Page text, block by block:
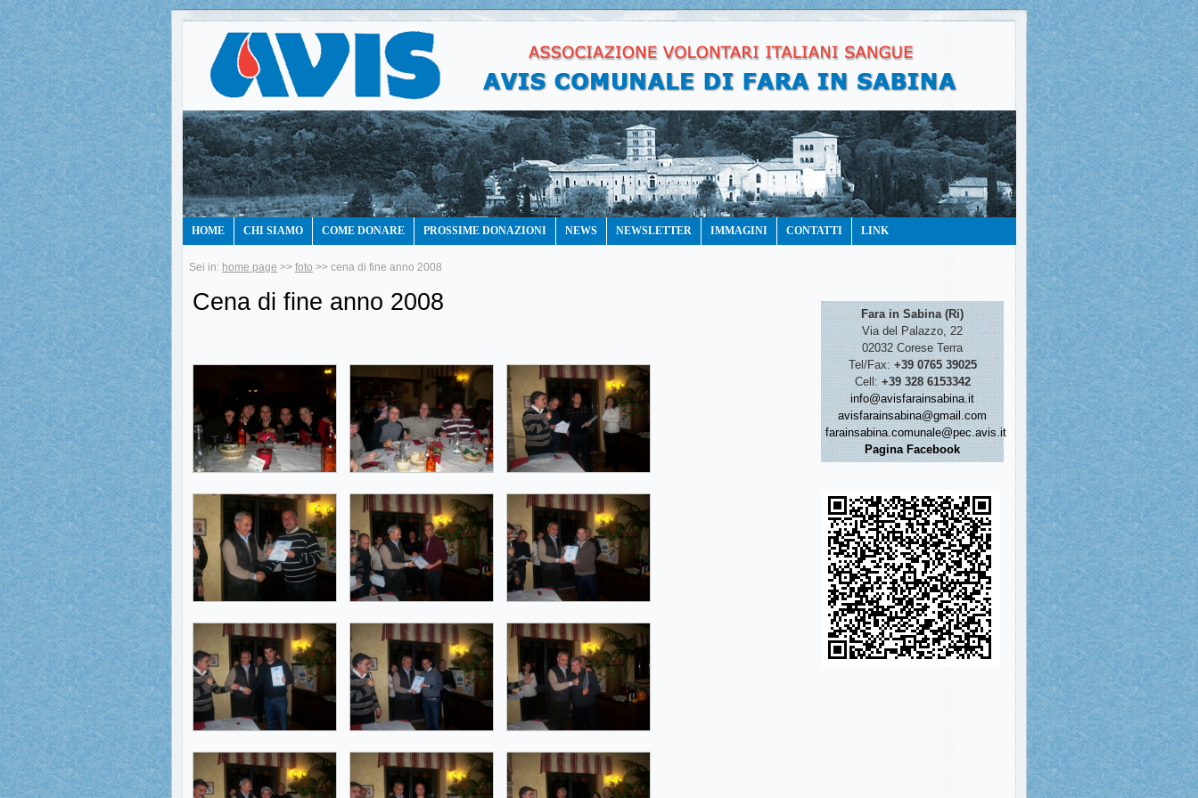
Sei in: home page >> foto >> cena di fine anno 2008
Cena di fine anno 2008
Fara in Sabina (Ri)
Via del Palazzo, 22
02032 Corese Terra
Tel/Fax: +39 0765 39025
Cell:+39 328 6153342
info@avisfarainsabina.it
avisfarainsabina@gmail.com
farainsabina.comunale@pec.avis.it
Pagina Facebook
HOME CHI SIAMO COME DONARE PROSSIME DONAZIONI NEWS NEWSLETTER IMMAGINI CONTATTI LINK